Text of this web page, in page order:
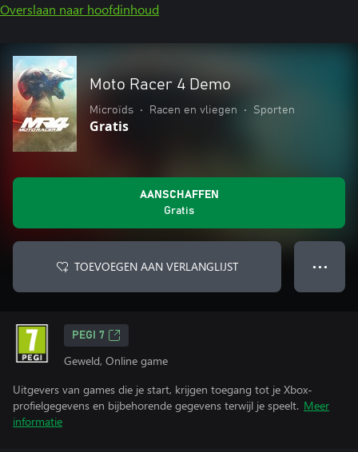
Overslaan naar hoofdinhoud
Moto Racer 4 Demo
Microïds • Racen en vliegen • Sporten
Gratis
AANSCHAFFEN
Gratis
TOEVOEGEN AAN VERLANGLIJST ● ● ●
PEGI 7
Geweld, Online game
Uitgevers van games die je start, krijgen toegang tot je Xbox-
profielgegevens en bijbehorende gegevens terwijl je speelt. Meer
informatie